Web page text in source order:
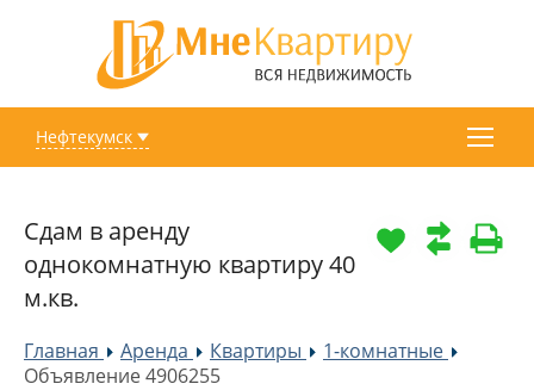
Нефтекумск
Сдам в аренду
однокомнатную квартиру 40
м.кв.
Главная »
Аренда »Квартиры »1-комнатные
Объявление 4906255